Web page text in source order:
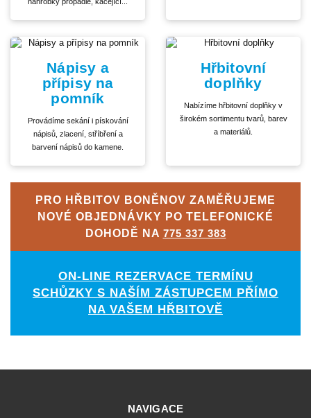
Nápisy a
přípisy na
pomník
Provádíme sekání i pískování
nápisů, zlacení, stříbření a
barvení nápisů do kamene.
Hřbitovní
doplňky
Nabízíme hřbitovní doplňky v
širokém sortimentu tvarů, barev
a materiálů.
PRO HŘBITOV BONĚNOV ZAMĚŘUJEME
NOVÉ OBJEDNÁVKY PO TELEFONICKÉ
DOHODĚ NA 775 337 383
ON-LINE REZERVACE TERMÍNU
SCHŮZKY S NAŠÍM ZÁSTUPCEM PŘÍMO
NA VAŠEM HŘBITOVĚ
NAVIGACE